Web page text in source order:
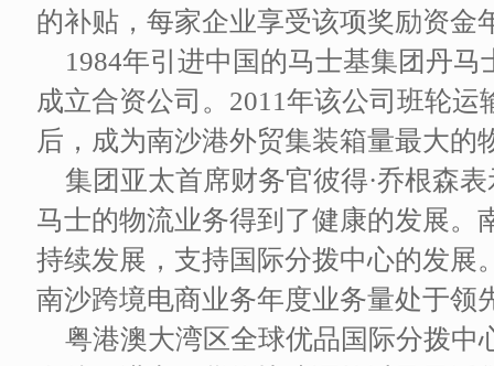
的补贴，每家企业享受该项奖励资金
1984年引进中国的马士基集团丹
成立合资公司。2011年该公司班轮
后，成为南沙港外贸集装箱量最大的
集团亚太首席财务官彼得·乔根森
马士的物流业务得到了健康的发展。
持续发展，支持国际分拨中心的发展
南沙跨境电商业务年度业务量处于领
粤港澳大湾区全球优品国际分拨中